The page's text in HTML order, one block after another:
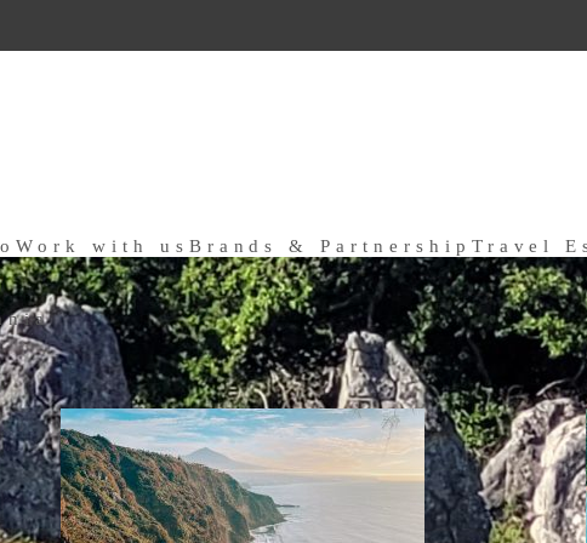
Work with us Brands & Partnership Travel